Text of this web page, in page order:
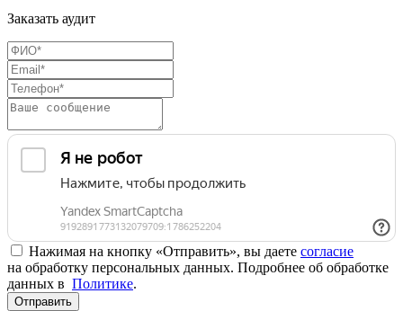
Заказать аудит
Нажимая на кнопку «Отправить», вы даете согласие
на обработку персональных данных. Подробнее об обработке
данных в Политике.
Отправить